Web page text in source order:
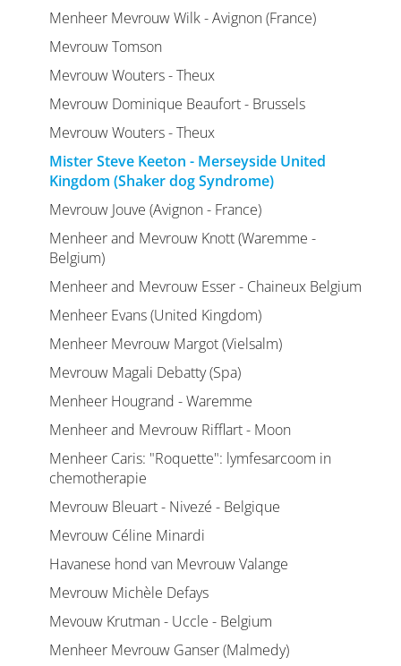
Menheer Mevrouw Wilk - Avignon (France)
Mevrouw Tomson
Mevrouw Wouters - Theux
Mevrouw Dominique Beaufort - Brussels
Mevrouw Wouters - Theux
Mister Steve Keeton - Merseyside United
Kingdom (Shaker dog Syndrome)
Mevrouw Jouve (Avignon - France)
Menheer and Mevrouw Knott (Waremme -
Belgium)
Menheer and Mevrouw Esser - Chaineux Belgium
Menheer Evans (United Kingdom)
Menheer Mevrouw Margot (Vielsalm)
Mevrouw Magali Debatty (Spa)
Menheer Hougrand - Waremme
Menheer and Mevrouw Rifflart - Moon
Menheer Caris: "Roquette": lymfesarcoom in
chemotherapie
Mevrouw Bleuart - Nivezé - Belgique
Mevrouw Céline Minardi
Havanese hond van Mevrouw Valange
Mevrouw Michèle Defays
Mevouw Krutman - Uccle - Belgium
Menheer Mevrouw Ganser (Malmedy)